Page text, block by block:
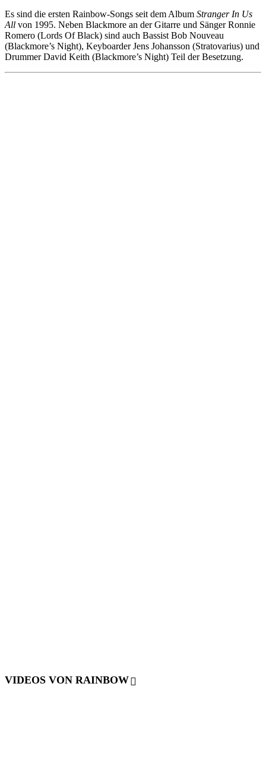
Es sind die ersten Rainbow-Songs seit dem Album Stranger In Us
All von 1995. Neben Blackmore an der Gitarre und Sänger Ronnie
Romero (Lords Of Black) sind auch Bassist Bob Nouveau
(Blackmore’s Night), Keyboarder Jens Johansson (Stratovarius) und
Drummer David Keith (Blackmore’s Night) Teil der Besetzung.
VIDEOS VON RAINBOW